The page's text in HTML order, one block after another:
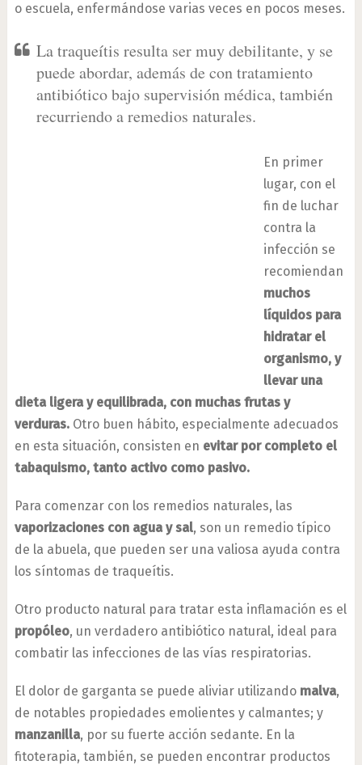
o escuela, enfermándose varias veces en pocos meses.
La traqueítis resulta ser muy debilitante, y se
puede abordar, además de con tratamiento
antibiótico bajo supervisión médica, también
recurriendo a remedios naturales.
En primer
lugar, con el
fin de luchar
contra la
infección se
recomiendan
muchos
líquidos para
hidratar el
organismo, y
llevar una
dieta ligera y equilibrada, con muchas frutas y
verduras.Otro buen hábito, especialmente adecuados
en esta situación, consisten en evitar por completo el
tabaquismo, tanto activo como pasivo.
Para comenzar con los remedios naturales, las
vaporizaciones con agua y sal, son un remedio típico
de la abuela, que pueden ser una valiosa ayuda contra
los síntomas de traqueítis.
Otro producto natural para tratar esta inflamación es el
propóleo, un verdadero antibiótico natural, ideal para
combatir las infecciones de las vías respiratorias.
El dolor de garganta se puede aliviar utilizando malva,
de notables propiedades emolientes y calmantes; y
manzanilla, por su fuerte acción sedante. En la
fitoterapia, también, se pueden encontrar productos